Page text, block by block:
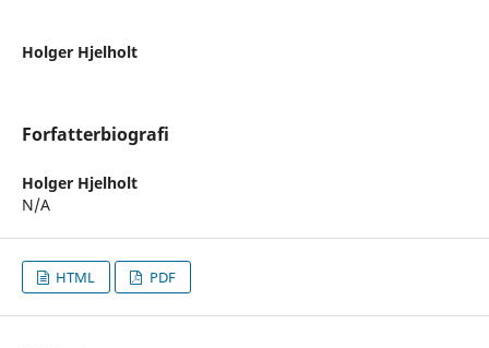
Holger Hjelholt
Forfatterbiografi
Holger Hjelholt
N/A
HTML PDF